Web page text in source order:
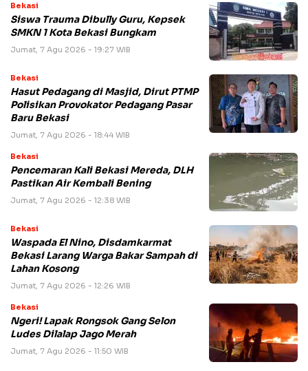
Bekasi
Siswa Trauma Dibully Guru, Kepsek
SMKN 1 Kota Bekasi Bungkam
Jumat, 7 Agu 2026 - 19:27 WIB
Bekasi
Hasut Pedagang di Masjid, Dirut PTMP
Polisikan Provokator Pedagang Pasar
Baru Bekasi
Jumat, 7 Agu 2026 - 18:44 WIB
Bekasi
Pencemaran Kali Bekasi Mereda, DLH
Pastikan Air Kembali Bening
Jumat, 7 Agu 2026 - 12:38 WIB
Bekasi
Waspada El Nino, Disdamkarmat
Bekasi Larang Warga Bakar Sampah di
Lahan Kosong
Jumat, 7 Agu 2026 - 12:26 WIB
Bekasi
Ngeri! Lapak Rongsok Gang Selon
Ludes Dilalap Jago Merah
Jumat, 7 Agu 2026 - 11:50 WIB